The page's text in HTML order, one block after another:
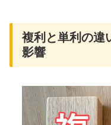
複利と単利の違
影響